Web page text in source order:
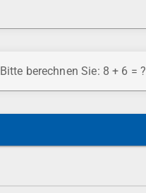
Bitte berechnen Sie: 8 + 6 = ?